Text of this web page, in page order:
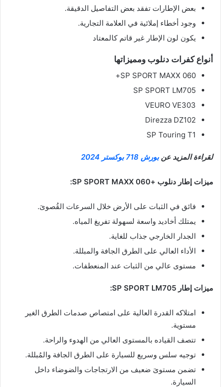
بعض الإطارات تفقد بعض التفاصيل الدقيقة.
وجود أخطاء إملائية في العلامة التجارية.
يكون لون الإطار غير قاتم كالمعتاد
أنواع كفرات دنلوب ومميزاتها
SP SPORT MAXX 060+
SP SPORT LM705
VEURO VE303
Direzza DZ102
SP Touring T1
لقراءة المزيد عنبورش 718 بوكستر 2024
ميزات إطار دنلوب +SP SPORT MAXX 060:
فائق في الثبات على الأرض خلال السرعات القُصوىَ.
يمتلك أخاديد واسعة لسهولة تفريغ المياه.
الجدار الخارجي جذاب للغاية.
الأداء العالي على الطرق الجافة والمبللة.
مستوى عالي من الثبات عند المنعطفات.
ميزات إطار SP SPORT LM705:
امتلاكه القدرة العالية على امتصاص صدمات الطرق الغير
مستوية.
تتصف القياده بالمستوى العالي من الهدوء والراحة.
توجيه سلس وسريع للسيارة على الطرق الجافة والمُبللة.
تضمن مستوىَ ضعيف من الارتجاجات والضوضاء داخل
السيارة.